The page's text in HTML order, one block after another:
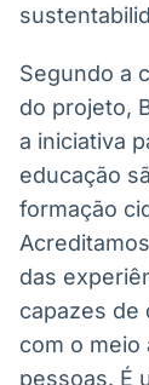
Soluções de
Tecnologia
Segundo a
do projeto,
a iniciativa
educação
formação
das
capazes de
com o meio
pessoas. É